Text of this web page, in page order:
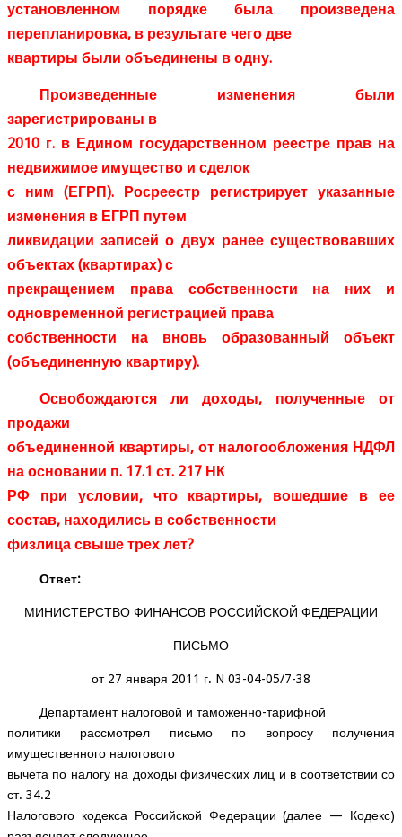
установленном порядке была произведена
перепланировка, в результате чего две
квартиры были объединены в одну.
Произведенные изменения были
зарегистрированы в
2010 г. в Едином государственном реестре прав на
недвижимое имущество и сделок
с ним (ЕГРП). Росреестр регистрирует указанные
изменения в ЕГРП путем
ликвидации записей о двух ранее существовавших
объектах (квартирах) с
прекращением права собственности на них и
одновременной регистрацией права
собственности на вновь образованный объект
(объединенную квартиру).
Освобождаются ли доходы, полученные от
продажи
объединенной квартиры, от налогообложения НДФЛ
на основании п. 17.1 ст. 217 НК
РФ при условии, что квартиры, вошедшие в ее
состав, находились в собственности
физлица свыше трех лет?
Ответ:
МИНИСТЕРСТВО ФИНАНСОВ РОССИЙСКОЙ ФЕДЕРАЦИИ
ПИСЬМО
от 27 января 2011 г. N 03-04-05/7-38
Департамент налоговой и таможенно-тарифной
политики рассмотрел письмо по вопросу получения
имущественного налогового
вычета по налогу на доходы физических лиц и в соответствии со
ст. 34.2
Налогового кодекса Российской Федерации (далее — Кодекс)